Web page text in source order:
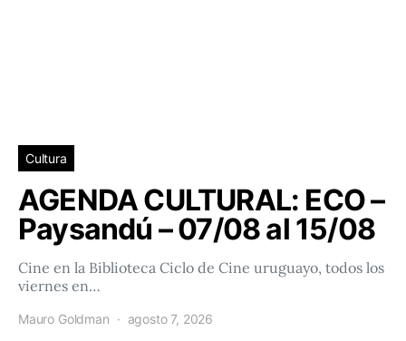
Cultura
AGENDA CULTURAL: ECO –
Paysandú – 07/08 al 15/08
Cine en la Biblioteca Ciclo de Cine uruguayo, todos los
viernes en…
Mauro Goldman agosto 7, 2026